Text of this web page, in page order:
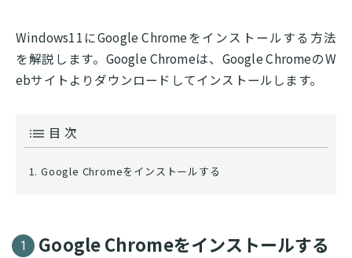
Windows11にGoogle Chromeをインストールする方法
を解説します。Google Chromeは、Google ChromeのW
ebサイトよりダウンロードしてインストールします。
目 次
Google Chromeをインストールする
1 Google Chromeをインストールする